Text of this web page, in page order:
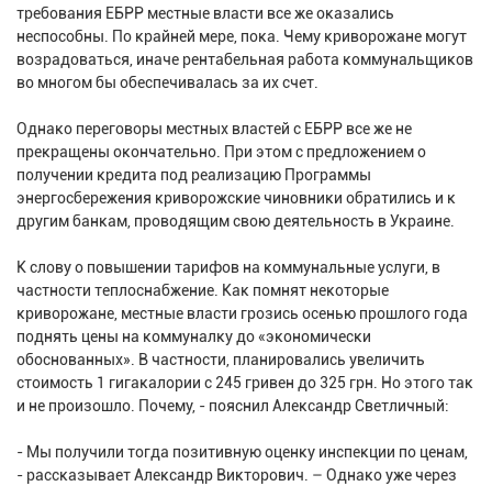
требования ЕБРР местные власти все же оказались
неспособны. По крайней мере, пока. Чему криворожане могут
возрадоваться, иначе рентабельная работа коммунальщиков
во многом бы обеспечивалась за их счет.
Однако переговоры местных властей с ЕБРР все же не
прекращены окончательно. При этом с предложением о
получении кредита под реализацию Программы
энергосбережения криворожские чиновники обратились и к
другим банкам, проводящим свою деятельность в Украине.
К слову о повышении тарифов на коммунальные услуги, в
частности теплоснабжение. Как помнят некоторые
криворожане, местные власти грозись осенью прошлого года
поднять цены на коммуналку до «экономически
обоснованных». В частности, планировались увеличить
стоимость 1 гигакалории с 245 гривен до 325 грн. Но этого так
и не произошло. Почему, - пояснил Александр Светличный:
- Мы получили тогда позитивную оценку инспекции по ценам,
- рассказывает Александр Викторович. – Однако уже через